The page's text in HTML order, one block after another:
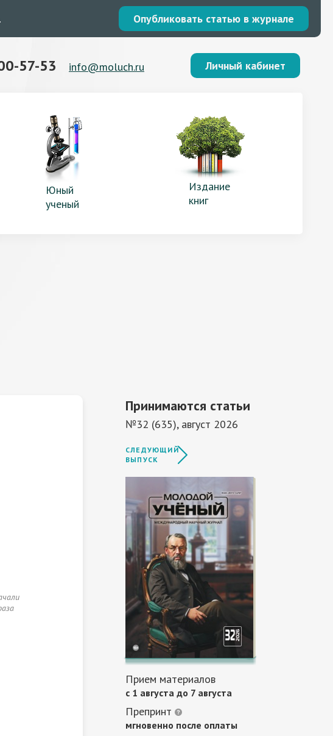
. Опубликовать статью в журнале
57-53 info@moluch.ru Личный кабинет
Юный
ученый
Издание
книг
Принимаются статьи
№32 (635), август 2026
СЛЕДУЮЩИЙ
ВЫПУСК
Прием материалов
c 1 августа до 7 августа
Препринт
мгновенно после оплаты